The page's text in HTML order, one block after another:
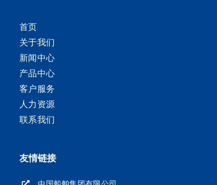
首页
关于我们
新闻中心
产品中心
客户服务
人力资源
联系我们
友情链接